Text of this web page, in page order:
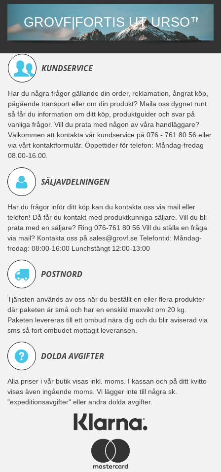
GROVF|FORTIS UT URSO™
KUNDSERVICE
Har du några frågor gällande din order, reklamation, ångrat köp,
pågående transport eller om din produkt? Maila oss dygnet runt
så får du information om ditt köp, produktguider och svar på
vanliga frågor. Vill du prata med någon av våra handläggare?
Välkommen att kontakta vår kundservice på 076 - 761 80 56 eller
via vårt kontaktformulär. Öppettider för telefon: Måndag-fredag
08.00-16.00.
SÄLJAVDELNINGEN
Har du frågor inför ditt köp kan du kontakta oss via mail eller
telefon! Då får du kontakt med produktkunniga säljare. Vill du bli
prata med en säljare? Ring 076-761 80 56 Vill du ställa en fråga
via mail? Kontakta oss på sales@grovf.se Telefontid: Måndag-
fredag: 08:00-16:00 Lunchstängt 12:00-13:00
POSTNORD
Tjänsten används av oss när du beställt en eller flera produkter
där paketen är små och har en enskild maxvikt om 20 kg.
Paketen levereras till ett ombud nära dig och du blir aviserad via
sms så fort ombudet mottagit leveransen.
DOLDA AVGIFTER
Alla priser i vår butik visas inkl. moms. I kassan och på ditt kvitto
visas även ingående moms. Vi lägger inte till några sk.
"expeditionsavgifter" eller andra dolda avgifter.